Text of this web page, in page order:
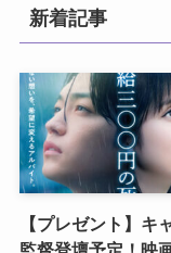
新着記事
【プレゼント】キ